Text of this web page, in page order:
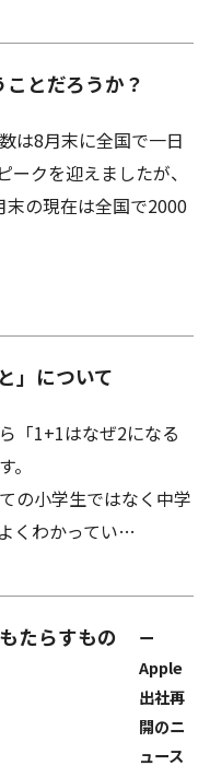
とだろうか？
は8月末に全国で一日
クを迎えましたが、
の現在は全国で2000
」について
「1+1はなぜ2になる
の小学生ではなく中学
くわかってい…
たらすもの
ー
Apple
出社再
開のニ
ュース